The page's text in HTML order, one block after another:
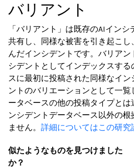
バリアント
「バリアント」は既存のAIイン
共有し、同様な被害を引き起こ
んだインシデントです。バリア
シデントとしてインデックスす
スに最初に投稿された同様なイ
ントのバリエーションとして一
ータベースの他の投稿タイプとは
ンシデントデータベース以外の
ません。 詳細についてはこの研
似たようなものを見つけました
か？